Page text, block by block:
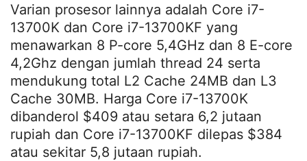
Varian prosesor lainnya adalah Core i7-
13700K dan Core i7-13700KF yang
menawarkan 8 P-core 5,4GHz dan 8 E-core
4,2Ghz dengan jumlah thread 24 serta
mendukung total L2 Cache 24MB dan L3
Cache 30MB. Harga Core i7-13700K
dibanderol $409 atau setara 6,2 jutaan
rupiah dan Core i7-13700KF dilepas $384
atau sekitar 5,8 jutaan rupiah.